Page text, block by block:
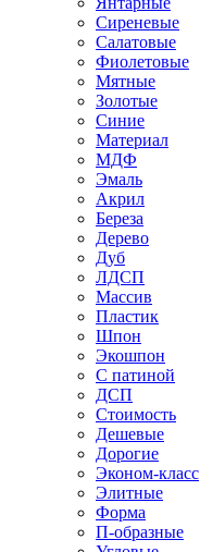
Сиреневые
Салатовые
Фиолетовые
Мятные
Золотые
Синие
Материал
МДФ
Эмаль
Акрил
Береза
Дерево
Дуб
ЛДСП
Массив
Пластик
Шпон
Экошпон
С патиной
ДСП
Стоимость
Дешевые
Дорогие
Эконом-класс
Элитные
Форма
П-образные